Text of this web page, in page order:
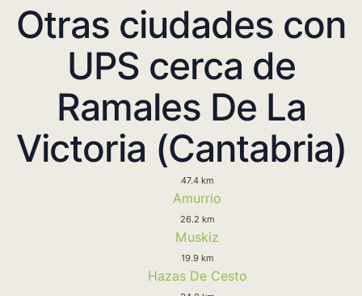
Otras ciudades con
UPS cerca de
Ramales De La
Victoria (Cantabria)
47.4 km
Amurrio
26.2 km
Muskiz
19.9 km
Hazas De Cesto